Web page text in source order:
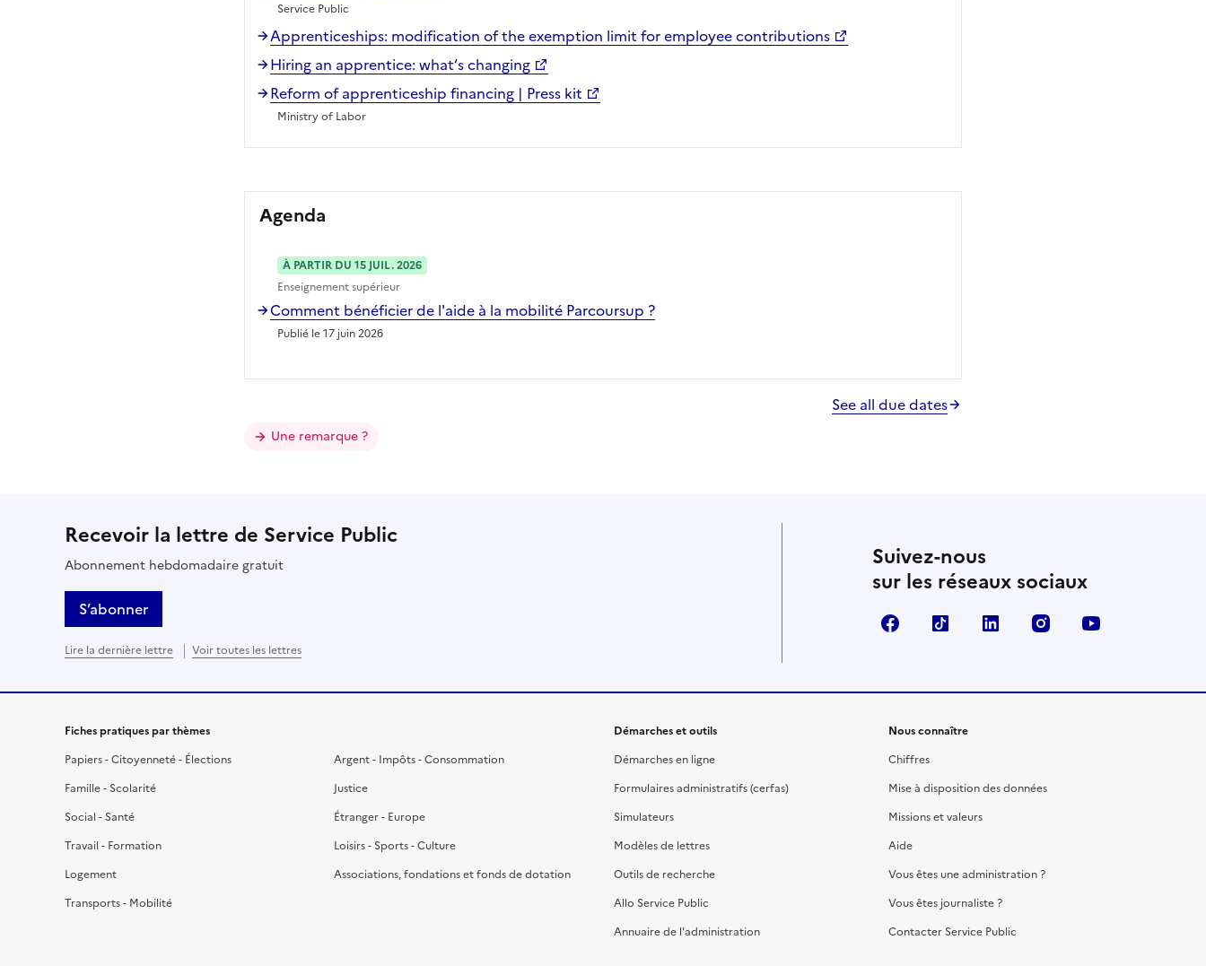
Service Public
Apprenticeships: modification of the exemption limit for employee contributions
Hiring an apprentice: what’s changing
Reform of apprenticeship financing | Press kit
Ministry of Labor
Agenda
À PARTIR DU 15 JUIL. 2026
Enseignement supérieur
Comment bénéficier de l'aide à la mobilité Parcoursup ?
Publié le 17 juin 2026
See all due dates
Une remarque ?
Recevoir la lettre de Service Public
Abonnement hebdomadaire gratuit
S’abonner
Lire la dernière lettre Voir toutes les lettres
Suivez-nous
sur les réseaux sociaux
FacebookTikTok LinkedIn Instagram
Fiches pratiques par thèmes
Papiers - Citoyenneté - Élections
Famille - Scolarité
Social - Santé
Travail - Formation
Logement
Transports - Mobilité
Argent - Impôts - Consommation
Justice
Étranger - Europe
Loisirs - Sports - Culture
Associations, fondations et fonds de dotation
Démarches et outils
Démarches en ligne
Formulaires administratifs (cerfas)
Simulateurs
Modèles de lettres
Outils de recherche
Allo Service Public
Annuaire de l'administration
Nous connaître
Chiffres
Mise à disposition des données
Missions et valeurs
Aide
Vous êtes une administration ?
Vous êtes journaliste ?
Contacter Service Public